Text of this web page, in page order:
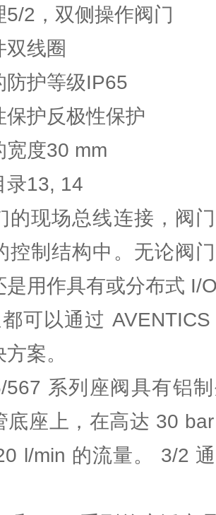
5/2，双侧操作阀门
双线圈
防护等级IP65
保护反极性保护
宽度30 mm
录13, 14
的现场总线连接，阀
控制结构中。无论阀
是用作具有或分布式 I/
可以通过
案。
567 系列座阀具有铝
底座上，在高达 30
l/min 的流量。 3/2